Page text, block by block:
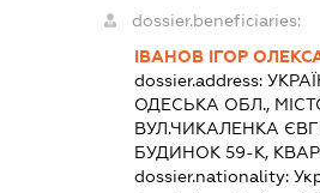
dossier.beneficiaries:
ІВАНОВ ІГОР
dossier.address:
ОДЕСЬКА ОБЛ.,
ВУЛ.ЧИКАЛЕНКА
БУДИНОК 59-К,
dossier.nationality: